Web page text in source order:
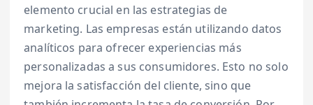
elemento crucial en las estrategias de
marketing. Las empresas están utilizando datos
analíticos para ofrecer experiencias más
personalizadas a sus consumidores. Esto no solo
mejora la satisfacción del cliente, sino que